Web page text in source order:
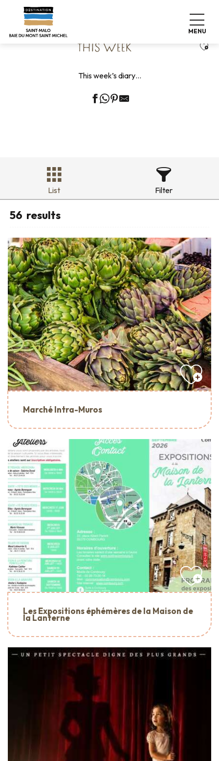
contenu
MENU
Home This week
THIS WEEK
This week’s diary…
List Filter
56 results
Marché Intra-Muros
Les Expositions éphémères de la Maison de
la Lanterne